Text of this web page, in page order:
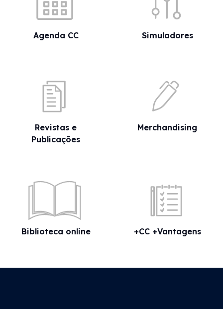
Agenda CC Simuladores
Revistas e
Publicações
Merchandising
Biblioteca online +CC +Vantagens